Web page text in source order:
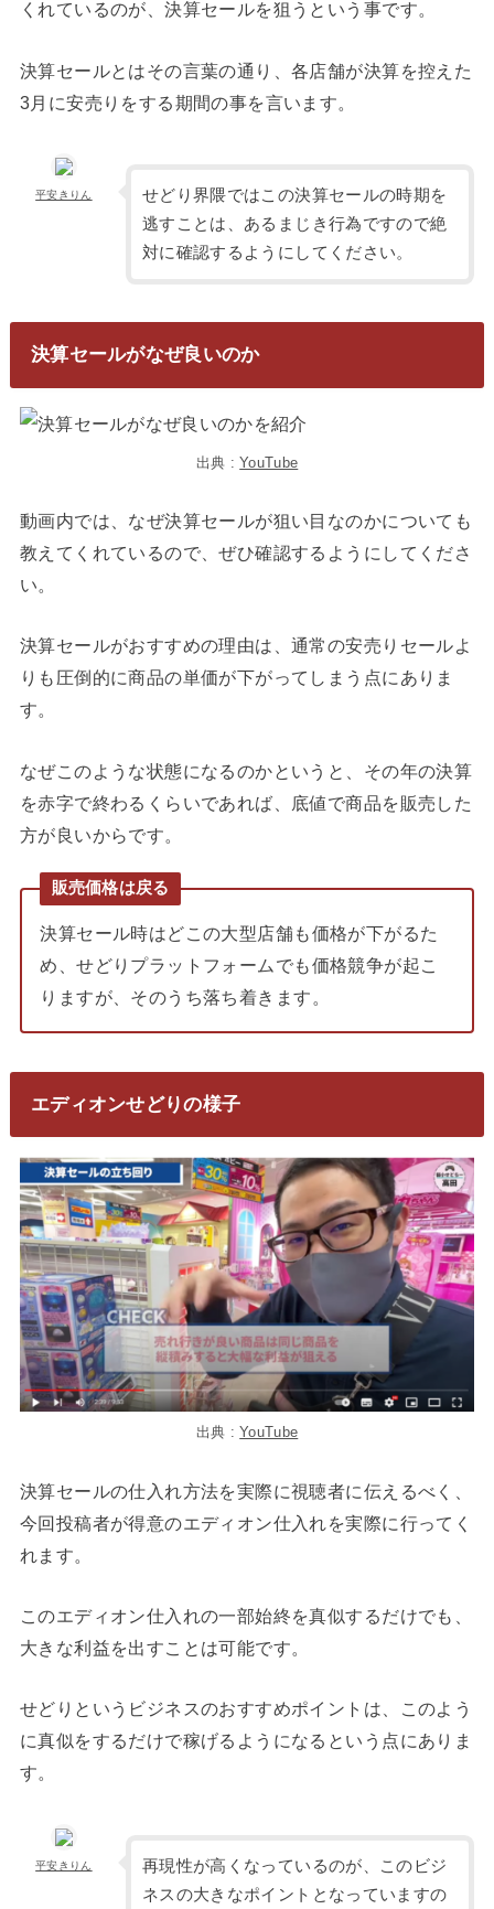
くれているのが、決算セールを狙うという事です。
決算セールとはその言葉の通り、各店舗が決算を控えた
3月に安売りをする期間の事を言います。
平安きりん
せどり界隈ではこの決算セールの時期を
逃すことは、あるまじき行為ですので絶
対に確認するようにしてください。
決算セールがなぜ良いのか
出典 :YouTube
動画内では、なぜ決算セールが狙い目なのかについても
教えてくれているので、ぜひ確認するようにしてくださ
い。
決算セールがおすすめの理由は、通常の安売りセールよ
りも圧倒的に商品の単価が下がってしまう点にありま
す。
なぜこのような状態になるのかというと、その年の決算
を赤字で終わるくらいであれば、底値で商品を販売した
方が良いからです。
販売価格は戻る
決算セール時はどこの大型店舗も価格が下がるた
め、せどりプラットフォームでも価格競争が起こ
りますが、そのうち落ち着きます。
エディオンせどりの様子
出典 :YouTube
決算セールの仕入れ方法を実際に視聴者に伝えるべく、
今回投稿者が得意のエディオン仕入れを実際に行ってく
れます。
このエディオン仕入れの一部始終を真似するだけでも、
大きな利益を出すことは可能です。
せどりというビジネスのおすすめポイントは、このよう
に真似をするだけで稼げるようになるという点にありま
す。
平安きりん
再現性が高くなっているのが、このビジ
ネスの大きなポイントとなっていますの